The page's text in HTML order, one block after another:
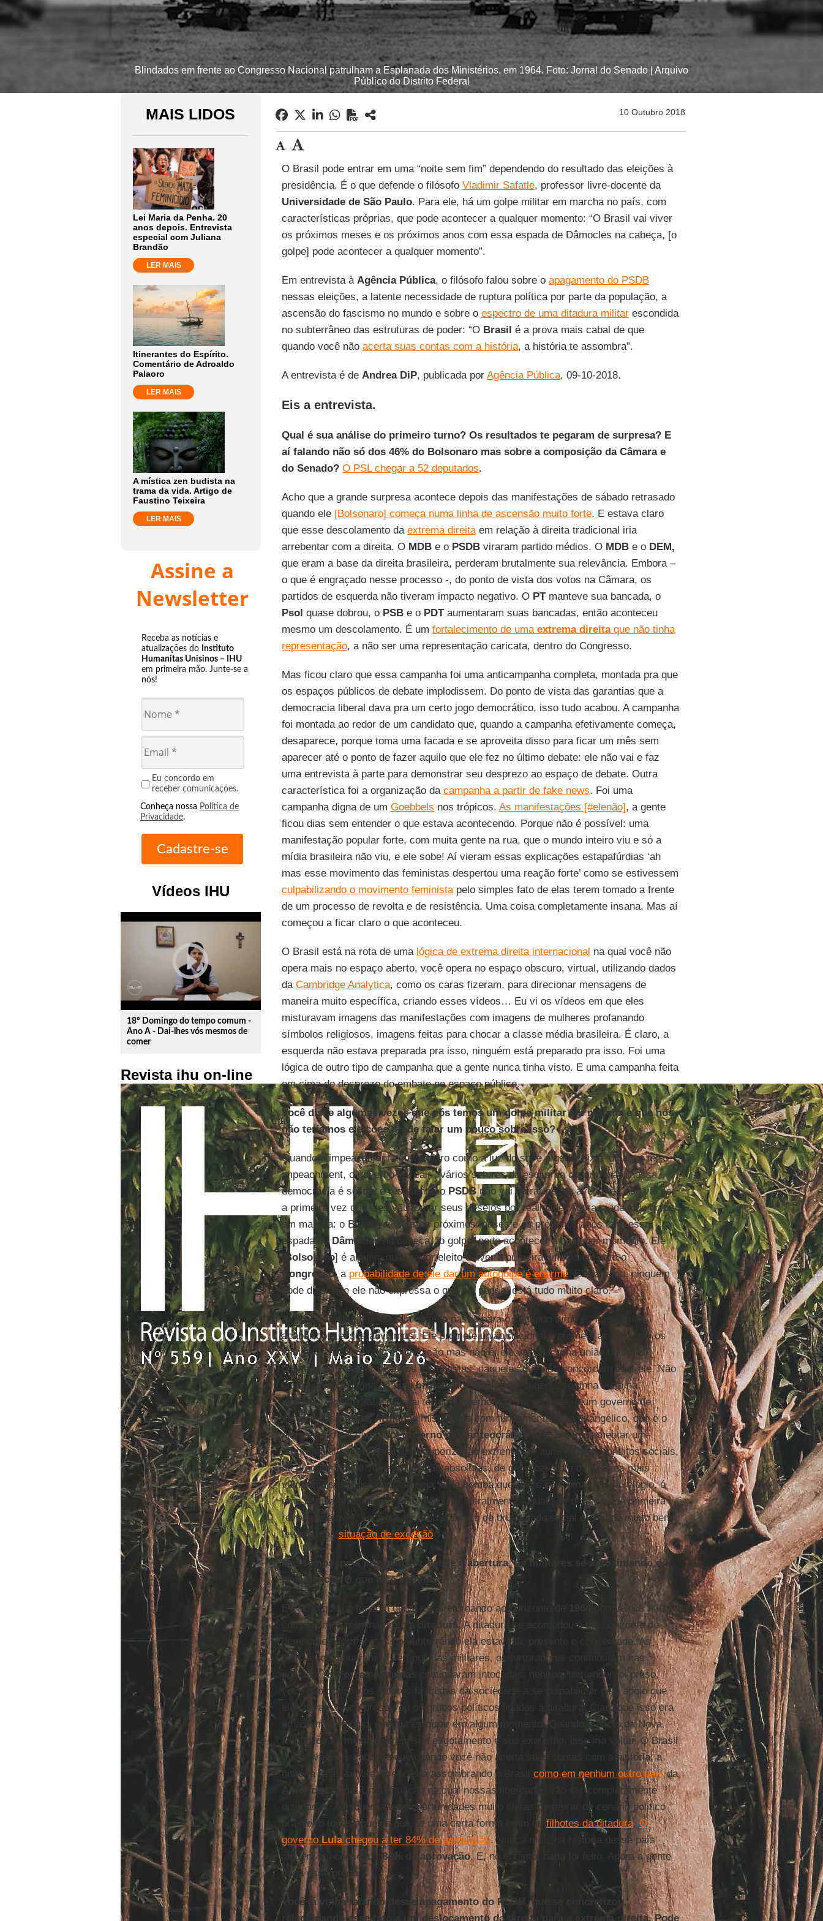
Blindados em frente ao Congresso Nacional patrulham a Esplanada dos Ministérios, em 1964. Foto: Jornal do Senado | Arquivo
Público do Distrito Federal
MAIS LIDOS
Lei Maria da Penha. 20
anos depois. Entrevista
especial com Juliana
Brandão
LER MAIS
Itinerantes do Espírito.
Comentário de Adroaldo
Palaoro
LER MAIS
A mística zen budista na
trama da vida. Artigo de
Faustino Teixeira
LER MAIS
Assine a
Newsletter
Receba as notícias e
atualizações do Instituto
Humanitas Unisinos – IHU
em primeira mão. Junte-se a
nós!
Eu concordo em
receber comunicações.
Conheça nossa Política de
Privacidade.
Vídeos IHU
play_circle_outline
18º Domingo do tempo comum -
Ano A - Dai-lhes vós mesmos de
comer
Revista ihu on-line
10 Outubro 2018
O Brasil pode entrar em uma “noite sem fim” dependendo do resultado das eleições à
presidência. É o que defende o filósofo Vladimir Safatle, professor livre-docente da
Universidade de São Paulo. Para ele, há um golpe militar em marcha no país, com
características próprias, que pode acontecer a qualquer momento: “O Brasil vai viver
os próximos meses e os próximos anos com essa espada de Dâmocles na cabeça, [o
golpe] pode acontecer a qualquer momento”.
Em entrevista à Agência Pública, o filósofo falou sobre o apagamento do PSDB
nessas eleições, a latente necessidade de ruptura política por parte da população, a
ascensão do fascismo no mundo e sobre o espectro de uma ditadura militarescondida
no subterrâneo das estruturas de poder: “O Brasil é a prova mais cabal de que
quando você não acerta suas contas com a história, a história te assombra”.
A entrevista é de Andrea DiP, publicada por Agência Pública, 09-10-2018.
Eis a entrevista.
Qual é sua análise do primeiro turno? Os resultados te pegaram de surpresa? E
aí falando não só dos 46% do Bolsonaro mas sobre a composição da Câmara e
do Senado? O PSL chegar a 52 deputados.
Acho que a grande surpresa acontece depois das manifestações de sábado retrasado
quando ele [Bolsonaro] começa numa linha de ascensão muito forte. E estava claro
que esse descolamento da extrema direitaem relação à direita tradicional iria
arrebentar com a direita. O MDBe o PSDBviraram partido médios. O MDBe o DEM,
que eram a base da direita brasileira, perderam brutalmente sua relevância. Embora –
o que é engraçado nesse processo -, do ponto de vista dos votos na Câmara, os
partidos de esquerda não tiveram impacto negativo. O PTmanteve sua bancada, o
Psol quase dobrou, o PSBe o PDTaumentaram suas bancadas, então aconteceu
mesmo um descolamento. É um fortalecimento de uma extrema direitaque não tinha
representação, a não ser uma representação caricata, dentro do Congresso.
Mas ficou claro que essa campanha foi uma anticampanha completa, montada pra que
os espaços públicos de debate implodissem. Do ponto de vista das garantias que a
democracia liberal dava pra um certo jogo democrático, isso tudo acabou. A campanha
foi montada ao redor de um candidato que, quando a campanha efetivamente começa,
desaparece, porque toma uma facada e se aproveita disso para ficar um mês sem
aparecer até o ponto de fazer aquilo que ele fez no último debate: ele não vai e faz
uma entrevista à parte para demonstrar seu desprezo ao espaço de debate. Outra
característica foi a organização da campanha a partir de fake news. Foi uma
campanha digna de um Goebbels nos trópicos. As manifestações [#elenão], a gente
ficou dias sem entender o que estava acontecendo. Porque não é possível: uma
manifestação popular forte, com muita gente na rua, que o mundo inteiro viu e só a
mídia brasileira não viu, e ele sobe! Aí vieram essas explicações estapafúrdias ‘ah
mas esse movimento das feministas despertou uma reação forte’ como se estivessem
culpabilizando o movimento feministapelo simples fato de elas terem tomado a frente
de um processo de revolta e de resistência. Uma coisa completamente insana. Mas aí
começou a ficar claro o que aconteceu.
O Brasil está na rota de uma lógica de extrema direita internacional na qual você não
opera mais no espaço aberto, você opera no espaço obscuro, virtual, utilizando dados
da Cambridge Analytica, como os caras fizeram, para direcionar mensagens de
maneira muito específica, criando esses vídeos… Eu vi os vídeos em que eles
misturavam imagens das manifestações com imagens de mulheres profanando
símbolos religiosos, imagens feitas para chocar a classe média brasileira. É claro, a
esquerda não estava preparada pra isso, ninguém está preparado pra isso. Foi uma
lógica de outro tipo de campanha que a gente nunca tinha visto. E uma campanha feita
em cima do desprezo do embate no espaço público.
Você disse algumas vezes que nós temos um golpe militar em marcha e que nós
não teríamos eleições. Pode falar um pouco sobre isso?
Quando o impeachment estava claro como a luz do sol e a gente dizia ‘olha vai ter o
impeachment, o governo vai cair’, vários setores da esquerda diziam: ‘não, nossa
democracia é sólida, é resistente, o PSDBnão vai entrar nessa aventura’, não vai ser
a primeira vez que eles vão tomar seus desejos por realidade. Agora, a ideia do golpe
em marcha: o Brasil vai viver os próximos meses e os próximos anos com essa
espada de Dâmoclesna cabeça, [o golpe] pode acontecer a qualquer momento. Ele
[ Bolsonaro] é alguém que, se for eleito e tiver a primeira dificuldade com o
Congresso, a probabilidade de ele dar um autogolpe é enorme. Ele já falou, ninguém
pode dizer que ele não expressa o que ele pensa, está tudo muito claro.
A primeira coisa que ele fala quando passa para o segundo turno é: ‘nós vamos
acabar com esses ativismos’. Ele promete união nacional e promete acabar com os
ativismos. Parece uma contradição mas não é; ele vai criar uma união nacional
baseada no cadáver de todos os ativistas, daqueles que não concordam com ele. Não
é uma união nacional, é umabrutalidade social que a gente só tinha visto na
ditadura. A gente sabe que vai ter um governo que, na verdade, é um governo de
setores das Forças Armadasmisturados com fundamentalismo evangélico, que é o
pior cenário possível. Umgoverno militar teocrático
feito pra implementar um
programa ultra neoliberal. De pauperização extrema, de aumento dos conflitos sociais,
de precarização e vulnerabilização absolutas, de desprezo com os setores mais
vulneráveis da sociedade ou seja, uma bomba que não é nem uma bomba relógio, é
uma bomba armada, que pode estourar literalmente a qualquer momento. A primeira
revolta que tiver, você vai ter uma situação de brutalidade social que pode muito bem
levar a uma situação de exceção.
Nós temos, pela primeira vez desde a abertura, os militares se aproximando da
presidência. O que isso significa?
Eu acho que no fundo a gente está retornando ao horizonte de
porque nós não
conseguimos terminar com a ditadura.A ditadura se acomodou a um horizonte de
democracia formal mas no subterrâneo ela estava lá, presente e conservada. As
polícias continuaram [a ser] polícias militares, os torturadores continuaram nas
polícias, asForças Armadas
continuaram intocadas, nenhum torturador foi preso,
você não obrigou os setores fascistas da sociedade a se culpabilizar pelo apoio que
eles deram, você preservou os grupos políticos ligados à ditadura. Claro que isso era
uma bomba relógio, que iria estourar em algum momento. Quando o pacto da Nova
República se mostrasse em seu esgotamento e sua exaustão, isso iria voltar. O Brasil
é a prova mais cabal de que quando você não acerta suas contas com a história, a
história te assombra. E ela está assombrando o Brasil como em nenhum outro paísda
América Latina . Uma situação na qual nossas liberdades vão ser completamente
dizimadas. A esquerda teve oportunidades muito claras de retirar do cenário politico
brasileiro todos aqueles que de uma certa forma eram os filhotes da ditadura. O
governo Lulachegou a ter 84% de aprovação. Nunca mais na historia desse país
alguém vai conseguir 84% de aprovação. E, no entanto, nada foi feito. Agora a gente
paga esse preço.
Você já vinha falando desse apagamento do PSDB, que se concretizou,
relacionando esse fato a um deslocamento da direita para a extrema direita. Pode